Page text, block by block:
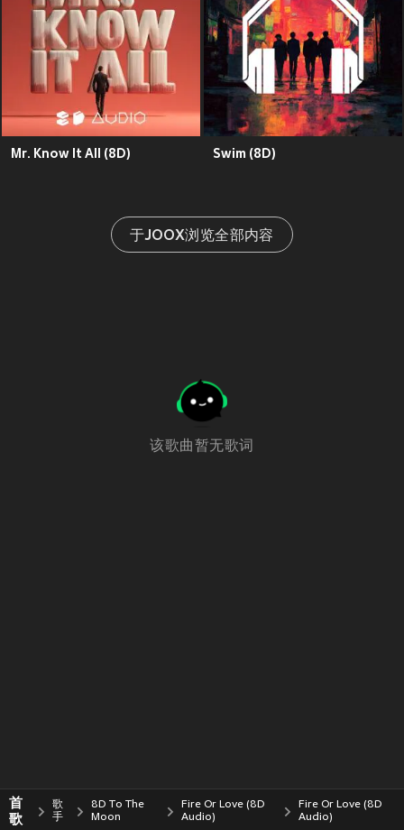
Mr. Know It All (8D) Swim (8D)
于JOOX浏览全部内容
该歌曲暂无歌词
首
歌
歌
手
8D To The
Moon
Fire Or Love (8D
Audio)
Fire Or Love (8D
Audio)